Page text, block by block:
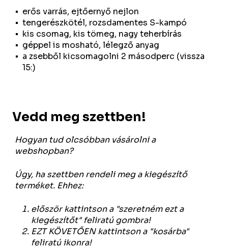
erős varrás, ejtőernyő nejlon
tengerészkötél, rozsdamentes S-kampó
kis csomag, kis tömeg, nagy teherbírás
géppel is mosható, lélegző anyag
a zsebből kicsomagolni 2 másodperc (vissza
15:)
Vedd meg szettben!
Hogyan tud olcsóbban vásárolni a
webshopban?
Úgy, ha szettben rendeli meg a kiegészítő
terméket. Ehhez:
először kattintson a "szeretném ezt a
kiegészítőt" feliratú gombra!
EZT KÖVETŐEN kattintson a "kosárba"
feliratú ikonra!